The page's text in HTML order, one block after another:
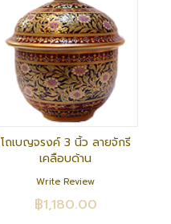
โถเบญจรงค์ 3 นิ้ว ลายจักรี
เคลือบด้าน
Write Review
฿1,180.00